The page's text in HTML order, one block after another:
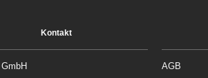
Kontakt
AGB